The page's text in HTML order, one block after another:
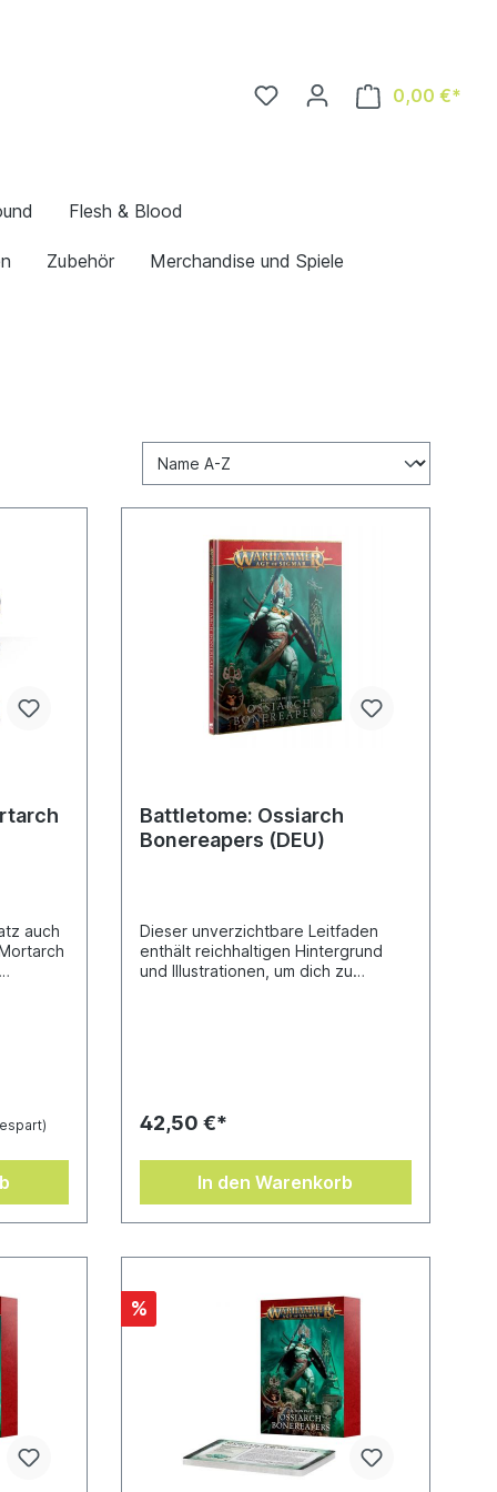
0,00 €*
Flesh & Blood
Zubehör Merchandise und Spiele
auch
Battletome: Ossiarch
Bonereapers (DEU)
Dieser unverzichtbare Leitfaden
enthält reichhaltigen Hintergrund
und Illustrationen, um dich zu
schrecklichen Herzlande des
Heers der Nekrotopie.Dieses 112-
seitige Hardcover-Buch enthält:–
darunter ihren Ursprung, ihre bizarre
untote Gesellschaftsordnung und
den schrecklichen Knochentribut–
Makabre Illustrationen, die den
leblosen Soldaten Nagashs Leben
einhauchen– 24 Truppenschriftrollen
und Profile für Offene
Feldschlachten für Armeen der
Knochenlegionen der Ossiarch, vom
meisterhaften Mortisan-
42,50 €*
In den Warenkorb
%